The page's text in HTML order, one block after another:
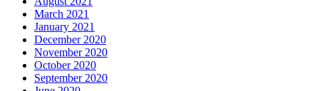
March 2021
January 2021
December 2020
November 2020
October 2020
September 2020